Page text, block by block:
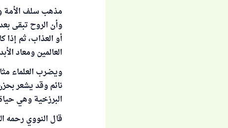
مذهب سلف الأمة
وأن الروح تبقى
أو العذاب، ثم إذا
العالمين ومعاد
ويضرب العلماء
نائم وقد يشعر
البرزخية وهي
قال النووي رحمه